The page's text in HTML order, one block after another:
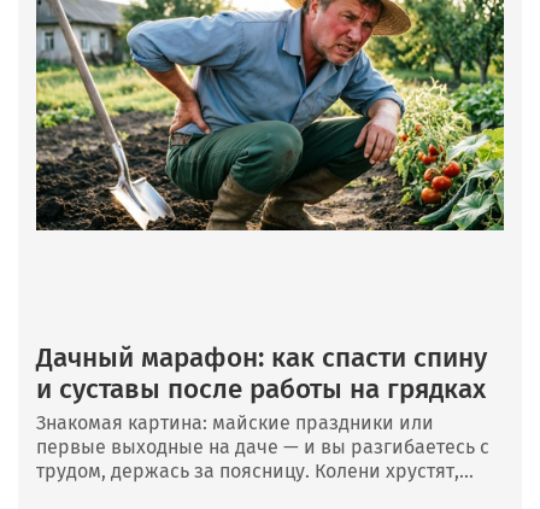
Дачный марафон: как спасти спину
и суставы после работы на грядках
Знакомая картина: майские праздники или
первые выходные на даче — и вы разгибаетесь с
трудом, держась за поясницу. Колени хрустят,...